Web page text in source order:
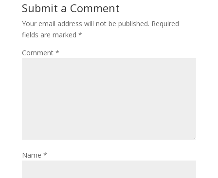
Submit a Comment
Your email address will not be published. Required
fields are marked *
Comment *
Name *